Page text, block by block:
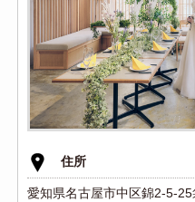
住所
愛知県名古屋市中区錦2-5-